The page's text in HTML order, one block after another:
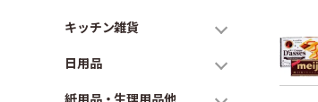
キッチン雑貨
日用品
紙用品・生理用品他